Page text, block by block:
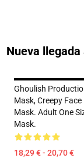
Nueva
Ghoulish
Mask, Creepy
Mask. Adult One
Mask.
18,29 € - 20,70 €